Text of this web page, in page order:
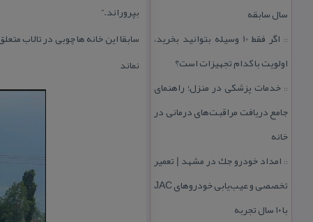
سال سابقه
::
اگر فقط 10 وسیله بتوانید بخرید،
اولویت با كدام تجهیزات است؟
:: خدمات پزشكی در منزل؛ راهنمای
جامع دریافت مراقبت‌های درمانی در
خانه
:: امداد خودرو جك در مشهد | تعمیر
تخصصی و عیب‌یابی خودروهای JAC
با ۱۰ سال تجربه
بپروراند.”
سابقا این خانه ها چوبی در تالاب
نماند